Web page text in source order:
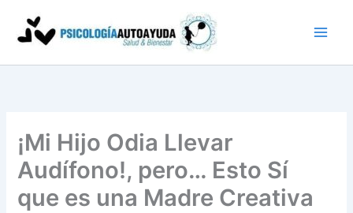
contenido
¡Mi Hijo Odia Llevar
Audífono!, pero… Esto Sí
que es una Madre Creativa